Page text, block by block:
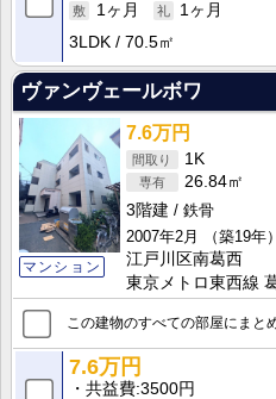
1ヶ月
1ヶ月
3LDK
70.5㎡
ヴァンヴェールボワ
マンション
7.6万円
1K
26.84㎡
3階建
鉄骨
2007年2月
（築19年）
江戸川区南葛西
東京メトロ東西線
この建物のすべての部屋にまと
7.6万円
共益費 3500円